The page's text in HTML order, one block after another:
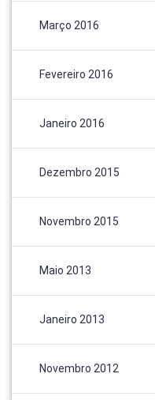
Março 2016
Fevereiro 2016
Janeiro 2016
Dezembro 2015
Novembro 2015
Maio 2013
Janeiro 2013
Novembro 2012